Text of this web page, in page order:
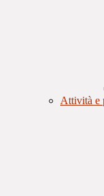
Attività e